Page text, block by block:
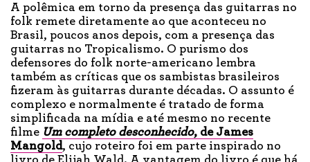
A polêmica em torno da presença das guitarras no
folk remete diretamente ao que aconteceu no
Brasil, poucos anos depois, com a presença das
guitarras no Tropicalismo. O purismo dos
defensores do folk norte-americano lembra
também as críticas que os sambistas brasileiros
fizeram às guitarras durante décadas. O assunto é
complexo e normalmente é tratado de forma
simplificada na mídia e até mesmo no recente
filme Um completo desconhecido, de James
Mangold, cujo roteiro foi em parte inspirado no